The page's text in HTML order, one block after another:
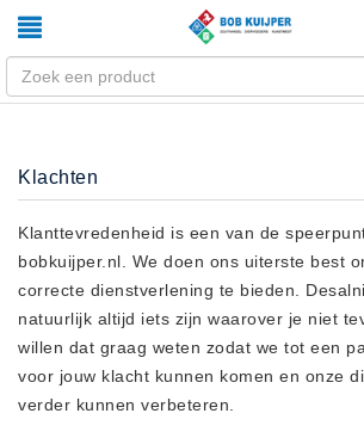
Zouthandel
Diervoeders
Kunstmest
Stal strooisel
Contact
Betaalmethoden
Klachten
Klanttevredenheid is een van de
bobkuijper.nl. We doen ons uiterste best
correcte dienstverlening te bieden.
natuurlijk altijd iets zijn waarover je niet
willen dat graag weten zodat we tot een
voor jouw klacht kunnen komen en onze
verder kunnen verbeteren.